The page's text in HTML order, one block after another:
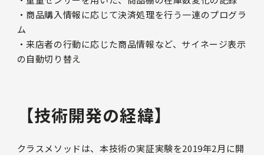
・商品購入情報に応じて決済処理を行う一連のプログラ
ム
・来店者の行動に応じた商品情報など、サイネージ表示
の自動切り替え
【技術開発の経緯】
クラスメソッドは、本技術の実証実験を2019年2月に開